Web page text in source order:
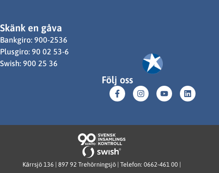
Skänk en gåva
Bankgiro: 900-2536
Plusgiro: 90 02 53-6
Swish: 900 25 36
Följ oss
Kärrsjö 136 | 897 92 Trehörningsjö | Telefon: 0662-461 00 |